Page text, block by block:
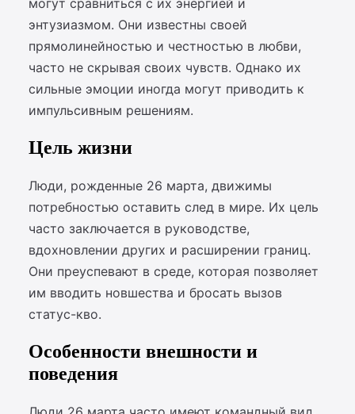
могут сравниться с их энергией и
энтузиазмом. Они известны своей
прямолинейностью и честностью в любви,
часто не скрывая своих чувств. Однако их
сильные эмоции иногда могут приводить к
импульсивным решениям.
Цель жизни
Люди, рожденные 26 марта, движимы
потребностью оставить след в мире. Их цель
часто заключается в руководстве,
вдохновлении других и расширении границ.
Они преуспевают в среде, которая позволяет
им вводить новшества и бросать вызов
статус-кво.
Особенности внешности и
поведения